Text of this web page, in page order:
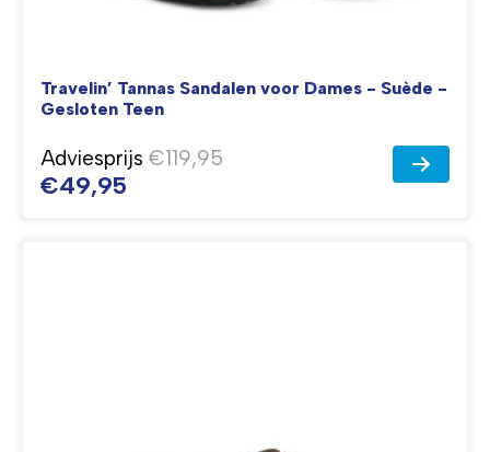
Travelin’ Tannas Sandalen voor Dames - Suède -
Gesloten Teen
Adviesprijs €119,95
€49,95